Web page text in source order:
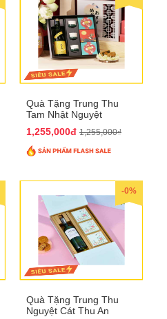
Quà Tặng Trung Thu
Tam Nhật Nguyệt
1,255,000đ 1,255,000₫
-0%
Quà Tặng Trung Thu
Nguyệt Cát Thu An